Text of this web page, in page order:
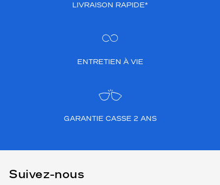
LIVRAISON RAPIDE*
ENTRETIEN À VIE
GARANTIE CASSE 2 ANS
Suivez-nous